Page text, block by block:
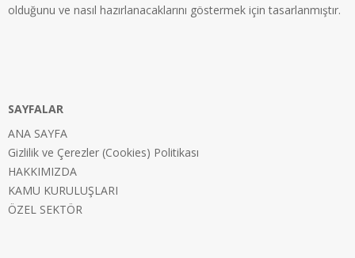
olduğunu ve nasıl hazırlanacaklarını göstermek için tasarlanmıştır.
SAYFALAR
ANA SAYFA
Gizlilik ve Çerezler (Cookies) Politikası
HAKKIMIZDA
KAMU KURULUŞLARI
ÖZEL SEKTÖR